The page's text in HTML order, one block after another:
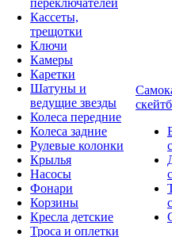
переключателей
Кассеты,
трещотки
Ключи
Камеры
Каретки
Шатуны и
ведущие звезды
Колеса передние
Колеса задние
Рулевые колонки
Крылья
Насосы
Фонари
Корзины
Кресла детские
Троса и оплетки